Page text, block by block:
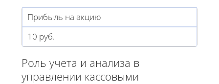
Прибыль на акцию
10 руб.
Роль учета и анализа в
управлении кассовыми